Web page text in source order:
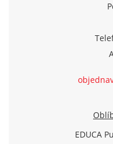
EDUCA